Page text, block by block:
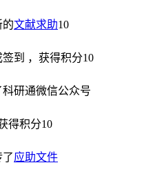
的文献求助10
到 ，获得积分10
科研通微信公众号
得积分10
了应助文件